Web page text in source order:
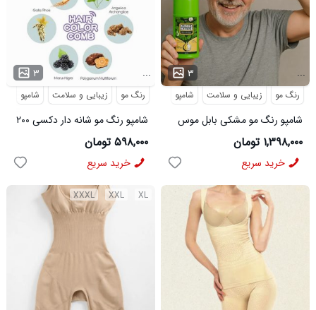
۳ ...
رنگ مو زیبایی و سلامت شامپو
شامپو رنگ مو شانه دار دکسی ۲۰۰
میل قهوه ای روشن
۵۹۸,۰۰۰ تومان
خرید سریع
۳ ...
رنگ مو زیبایی و سلامت شامپو
شامپو رنگ مو مشکی بابل موس
اصلی 500میل مشکی
۱,۳۹۸,۰۰۰ تومان
خرید سریع
XL
XXL
XXXL